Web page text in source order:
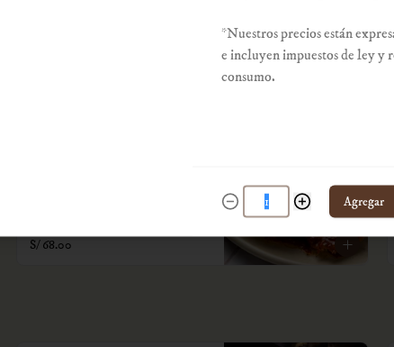
recargo al consumo.
S/ 68.00
*Nuestros precios están
e incluyen impuestos de ley y
consumo.
Agregar